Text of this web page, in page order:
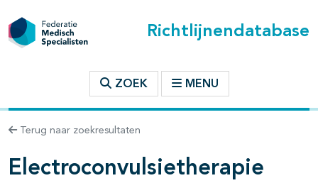
Richtlijnendatabase
ZOEK MENU
Terug naar zoekresultaten
Electroconvulsietherapie
binnen deze richtlijn